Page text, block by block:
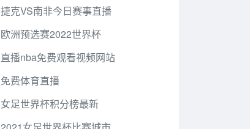
捷克VS南非今日赛事直播
欧洲预选赛2022世界杯
直播nba免费观看视频网站
免费体育直播
女足世界杯积分榜最新